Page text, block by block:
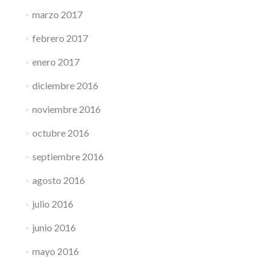
marzo 2017
febrero 2017
enero 2017
diciembre 2016
noviembre 2016
octubre 2016
septiembre 2016
agosto 2016
julio 2016
junio 2016
mayo 2016